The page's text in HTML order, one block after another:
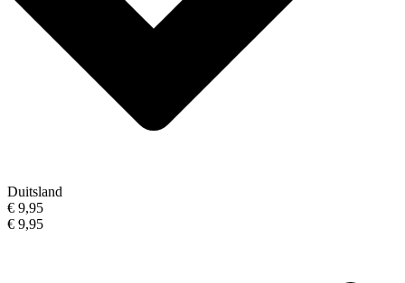
Duitsland
€ 9,95
€ 9,95